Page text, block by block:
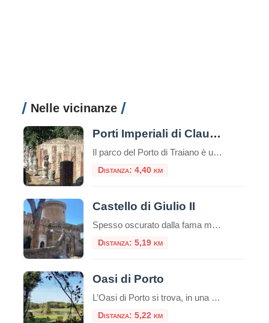
Nelle vicinanze
Porti Imperiali di Claudio e Traiano
Il parco del Porto di Traiano è un paesaggio di grandissimo valore culturale e naturale, in cui i resti dell’antico impianto portuale si legano al patrimonio arboreo e agli specchi d’acqua, in una unità armonica resa suggestiva dalle tracce del tempo
Distanza: 4,40 km
Castello di Giulio II
Spesso oscurato dalla fama mondiale dei vicini scavi archeologici romani, il Castello di Giulio II è una gemma rinascimentale che merita assolutamente una visita. Situato nel cuore del pittoresco borgo medievale di Ostia Antica, questa fortezza racconta una storia di papi guerrieri, dazi doganali e un fiume che ha cambiato corso. Se cercate una gita […]
Distanza: 5,19 km
Oasi di Porto
L’Oasi di Porto si trova, in una suggestiva cornice naturale, alla foce del Tevere, nei pressi di Fiumicino e si estende intorno all’antico Porto di Traiano, costruito nel II secolo d.C. sul preesistente Porto di Claudio. L’elemento caratterizzante è il lago, l’antico bacino portuale fatto costruire dall’imperatore Traiano (98 – 117 d.C.), in sostituzione del […]
Distanza: 5,22 km